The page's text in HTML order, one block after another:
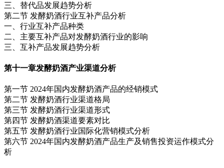
三、替代品发展趋势分析
第二节 发酵奶酒行业互补产品分析
一、行业互补产品种类
二、主要互补产品对发酵奶酒行业的影响
三、互补产品发展趋势分析
第十一章发酵奶酒产业渠道分析
第一节 2024年国内发酵奶酒产品的经销模式
第二节 发酵奶酒行业渠道格局
第三节 发酵奶酒行业渠道形式
第四节 发酵奶酒渠道要素对比
第五节 发酵奶酒行业国际化营销模式分析
第六节 2024年国内发酵奶酒产品生产及销售投资运作模式分
析